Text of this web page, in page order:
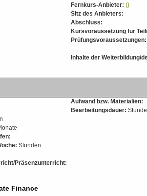
Fernkurs-Anbieter: ()
Sitz des Anbieters:
Abschluss:
Kursvoraussetzung für
Prüfungsvoraussetzungen:
Inhalte der Weiterbildung/
Aufwand bzw. Materialien:
Bearbeitungsdauer:
Stunden
Präsenzunterricht:
Finance